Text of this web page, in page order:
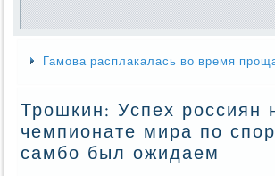
Гамова расплакалась во время
Трошкин: Успех россиян
чемпионате мира по
самбо был ожидаем